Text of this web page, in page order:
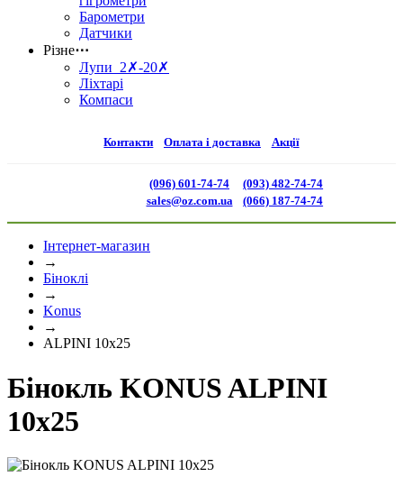
Барометри
Датчики
Різне⋯
Лупи 2✗-20✗
Ліхтарі
Компаси
Контакти Оплата і доставка Акції
(096) 601-74-74
sales@oz.com.ua
(093) 482-74-74
(066) 187-74-74
Інтернет-магазин
→
Біноклі
→
Konus
→
ALPINI 10x25
Бінокль KONUS ALPINI
10x25